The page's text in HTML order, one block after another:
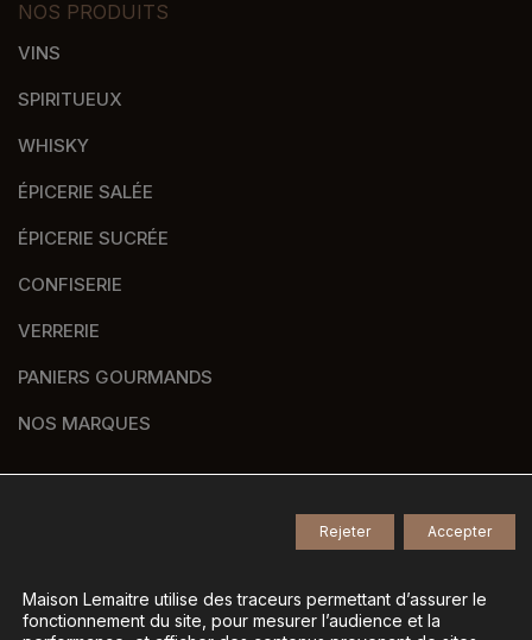
NOS PRODUITS
VINS
SPIRITUEUX
WHISKY
ÉPICERIE SALÉE
ÉPICERIE SUCRÉE
CONFISERIE
VERRERIE
PANIERS GOURMANDS
NOS MARQUES
Tous droits réservés -
Mentions légales-
Gestion des données personnelles-
Maison Lemaitre utilise des traceurs permettant d’assurer le
fonctionnement du site, pour mesurer l’audience et la
Accepter
Rejeter